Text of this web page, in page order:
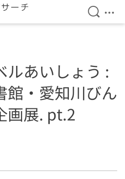
検索を
メ
ルあいしょう :
館・愛知川びん
画展. pt.2